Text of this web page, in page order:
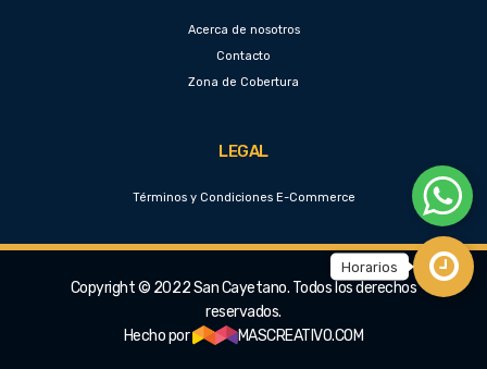
Acerca de nosotros
Contacto
Zona de Cobertura
LEGAL
Términos y Condiciones E-Commerce
Copyright © 2022 San Cayetano. Todos los derechos
reservados.
Hecho por
MASCREATIVO.COM